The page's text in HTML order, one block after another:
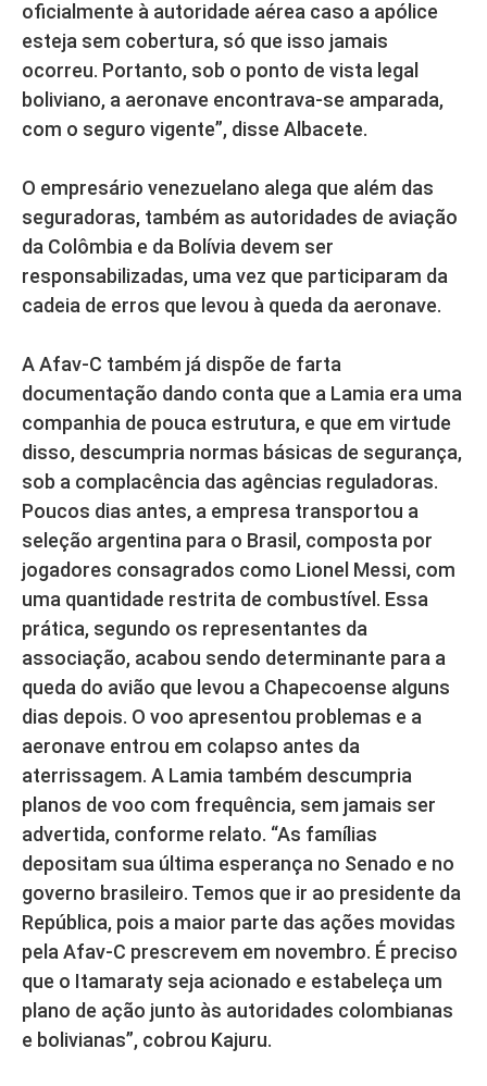
oficialmente à autoridade aérea caso a apólice
esteja sem cobertura, só que isso jamais
ocorreu. Portanto, sob o ponto de vista legal
boliviano, a aeronave encontrava-se amparada,
com o seguro vigente”, disse Albacete.
O empresário venezuelano alega que além das
seguradoras, também as autoridades de aviação
da Colômbia e da Bolívia devem ser
responsabilizadas, uma vez que participaram da
cadeia de erros que levou à queda da aeronave.
A Afav-C também já dispõe de farta
documentação dando conta que a Lamia era uma
companhia de pouca estrutura, e que em virtude
disso, descumpria normas básicas de segurança,
sob a complacência das agências reguladoras.
Poucos dias antes, a empresa transportou a
seleção argentina para o Brasil, composta por
jogadores consagrados como Lionel Messi, com
uma quantidade restrita de combustível. Essa
prática, segundo os representantes da
associação, acabou sendo determinante para a
queda do avião que levou a Chapecoense alguns
dias depois. O voo apresentou problemas e a
aeronave entrou em colapso antes da
aterrissagem. A Lamia também descumpria
planos de voo com frequência, sem jamais ser
advertida, conforme relato. “As famílias
depositam sua última esperança no Senado e no
governo brasileiro. Temos que ir ao presidente da
República, pois a maior parte das ações movidas
pela Afav-C prescrevem em novembro. É preciso
que o Itamaraty seja acionado e estabeleça um
plano de ação junto às autoridades colombianas
e bolivianas”, cobrou Kajuru.